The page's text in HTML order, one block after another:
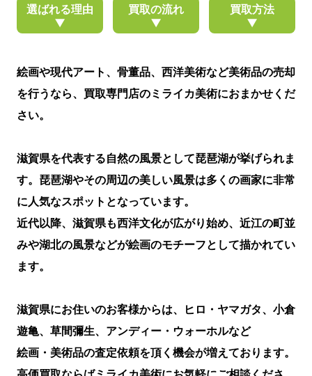
選ばれる理由 買取の流れ 買取方法
絵画や現代アート、骨董品、西洋美術など美術品の売却
を行うなら、買取専門店のミライカ美術におまかせくだ
さい。
滋賀県を代表する自然の風景として琵琶湖が挙げられま
す。琵琶湖やその周辺の美しい風景は多くの画家に非常
に人気なスポットとなっています。
近代以降、滋賀県も西洋文化が広がり始め、近江の町並
みや湖北の風景などが絵画のモチーフとして描かれてい
ます。
滋賀県にお住いのお客様からは、ヒロ・ヤマガタ、小倉
遊亀、草間彌生、アンディー・ウォーホルなど
絵画・美術品の査定依頼を頂く機会が増えております。